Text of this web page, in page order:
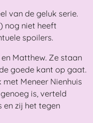
van de geluk serie.
nog niet heeft
spoilers.
Matthew. Ze staan
goede kant op gaat.
Meneer Nienhuis
is, verteld
en zij het tegen